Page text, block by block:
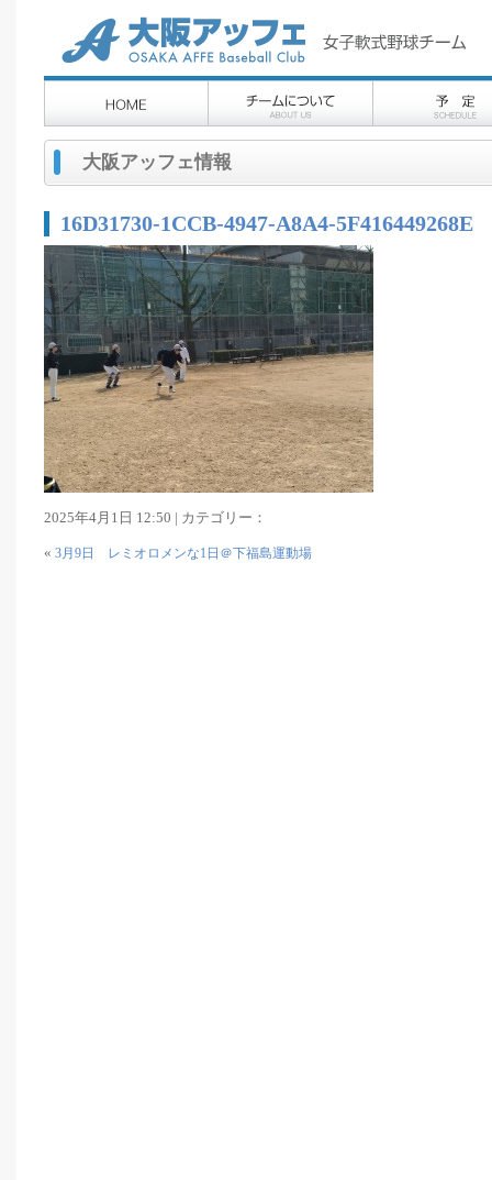
大阪アッフェ情報
16D31730-1CCB-4947-A8A4-5F416449268E
2025年4月1日 12:50 | カテゴリー：
« 3月9日 レミオロメンな1日＠下福島運動場